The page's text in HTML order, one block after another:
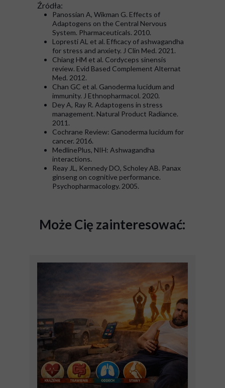
Może Cię zainteresować:
Źródła:
Panossian A, Wikman G. Effects of
Adaptogens on the Central Nervous
System. Pharmaceuticals. 2010.
Lopresti AL et al. Efficacy of ashwagandha
for stress and anxiety. J Clin Med. 2021.
Chiang HM et al. Cordyceps sinensis
review. Evid Based Complement Alternat
Med. 2012.
Chan GC et al. Ganoderma lucidum and
immunity. J Ethnopharmacol. 2020.
Dey A, Ray R. Adaptogens in stress
management. Natural Product Radiance.
2011.
Cochrane Review: Ganoderma lucidum for
cancer. 2016.
MedlinePlus, NIH: Ashwagandha
interactions.
Reay JL, Kennedy DO, Scholey AB. Panax
ginseng on cognitive performance.
Psychopharmacology. 2005.